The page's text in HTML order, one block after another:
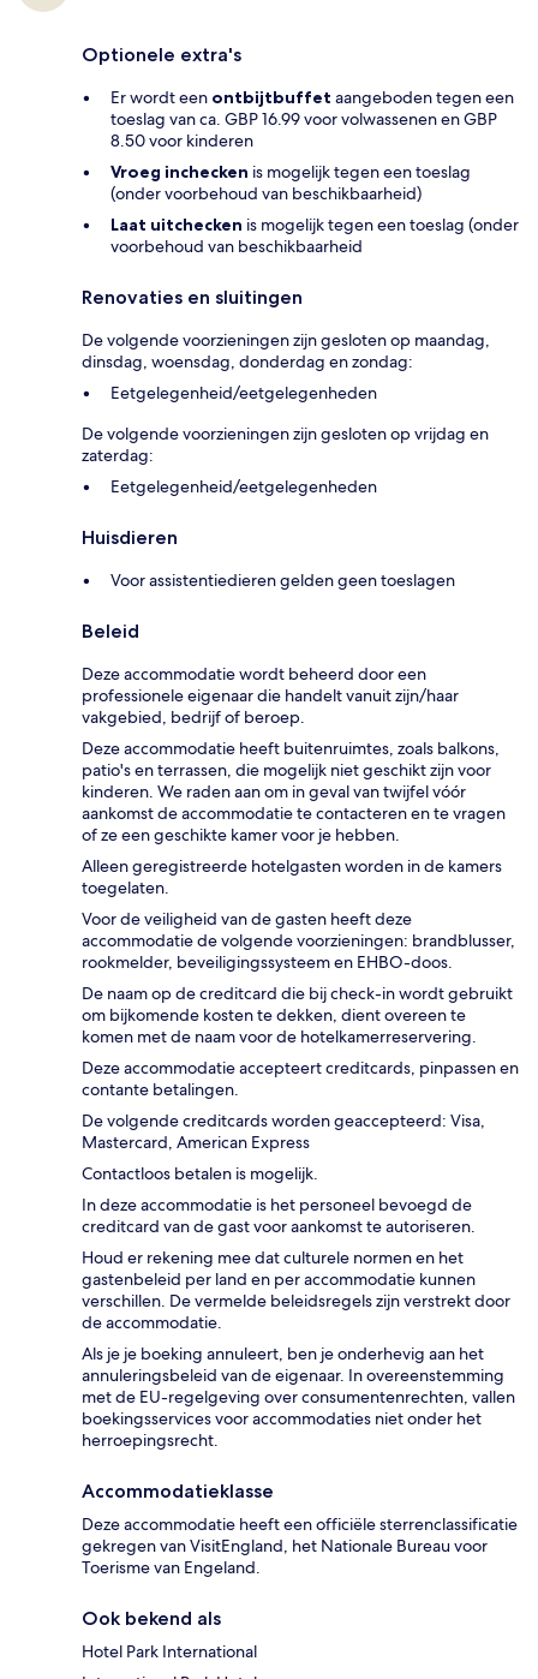
Optionele extra's
Er wordt een ontbijtbuffet aangeboden tegen een
toeslag van ca. GBP 16.99 voor volwassenen en GBP
8.50 voor kinderen
Vroeg inchecken is mogelijk tegen een toeslag
(onder voorbehoud van beschikbaarheid)
Laat uitchecken is mogelijk tegen een toeslag (onder
voorbehoud van beschikbaarheid
Renovaties en sluitingen
De volgende voorzieningen zijn gesloten op maandag,
dinsdag, woensdag, donderdag en zondag:
Eetgelegenheid/eetgelegenheden
De volgende voorzieningen zijn gesloten op vrijdag en
zaterdag:
Eetgelegenheid/eetgelegenheden
Huisdieren
Voor assistentiedieren gelden geen toeslagen
Beleid
Deze accommodatie wordt beheerd door een
professionele eigenaar die handelt vanuit zijn/haar
vakgebied, bedrijf of beroep.
Deze accommodatie heeft buitenruimtes, zoals balkons,
patio's en terrassen, die mogelijk niet geschikt zijn voor
kinderen. We raden aan om in geval van twijfel vóór
aankomst de accommodatie te contacteren en te vragen
of ze een geschikte kamer voor je hebben.
Alleen geregistreerde hotelgasten worden in de kamers
toegelaten.
Voor de veiligheid van de gasten heeft deze
accommodatie de volgende voorzieningen: brandblusser,
rookmelder, beveiligingssysteem en EHBO-doos.
De naam op de creditcard die bij check-in wordt gebruikt
om bijkomende kosten te dekken, dient overeen te
komen met de naam voor de hotelkamerreservering.
Deze accommodatie accepteert creditcards, pinpassen en
contante betalingen.
De volgende creditcards worden geaccepteerd: Visa,
Mastercard, American Express
Contactloos betalen is mogelijk.
In deze accommodatie is het personeel bevoegd de
creditcard van de gast voor aankomst te autoriseren.
Houd er rekening mee dat culturele normen en het
gastenbeleid per land en per accommodatie kunnen
verschillen. De vermelde beleidsregels zijn verstrekt door
de accommodatie.
Als je je boeking annuleert, ben je onderhevig aan het
annuleringsbeleid van de eigenaar. In overeenstemming
met de EU-regelgeving over consumentenrechten, vallen
boekingsservices voor accommodaties niet onder het
herroepingsrecht.
Accommodatieklasse
Deze accommodatie heeft een officiële sterrenclassificatie
gekregen van VisitEngland, het Nationale Bureau voor
Toerisme van Engeland.
Ook bekend als
Hotel Park International